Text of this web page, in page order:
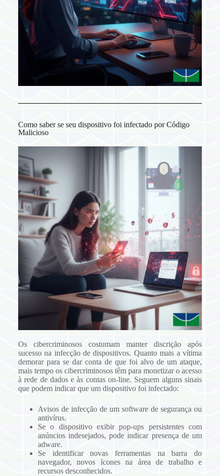
Como saber se seu dispositivo foi infectado por Código
Malicioso
Os cibercriminosos costumam manter discrição após
sucesso na infecção de dispositivos. Quanto mais a vítima
demorar para se dar conta de que foi alvo de um ataque,
mais tempo os cibercriminosos têm para monetizar o acesso
à rede de dados e às contas on-line. Seguem alguns sinais
que podem indicar que um dispositivo foi infectado:
Avisos de infecção de um software de segurança ou
antivírus.
Se o dispositivo exibir pop-ups persistentes com
anúncios indesejados, pode indicar presença de um
adware.
Se identificar novas ferramentas na barra do
navegador, novos ícones na área de trabalho e
recursos desconhecidos.